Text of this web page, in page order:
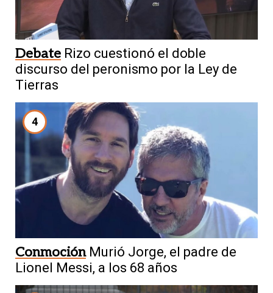
Debate Rizo cuestionó el doble
discurso del peronismo por la Ley de
Tierras
4
Conmoción Murió Jorge, el padre de
Lionel Messi, a los 68 años